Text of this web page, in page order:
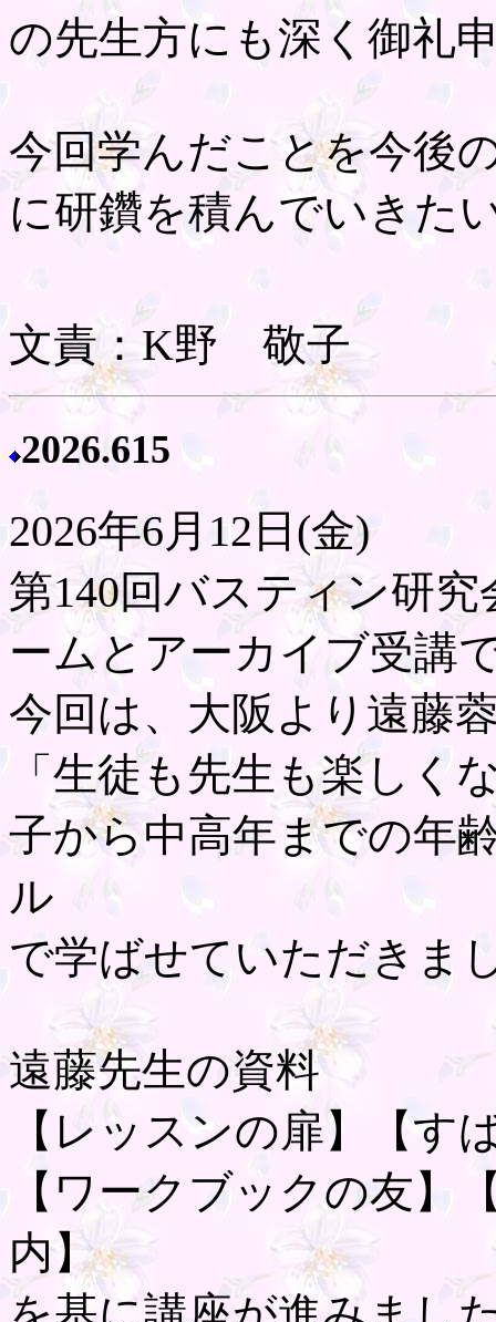
の先生方にも深く御礼
今回学んだことを今後
に研鑽を積んでいきた
文責：K野 敬子
2026.615
2026年6月12日(金)
第140回バスティン研
ームとアーカイブ受講
今回は、大阪より遠藤
「生徒も先生も楽しく
子から中高年までの年
ル
で学ばせていただきま
遠藤先生の資料
【レッスンの扉】【す
【ワークブックの友】
内】